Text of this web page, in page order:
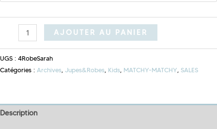
AJOUTER AU PANIER
UGS : 4RobeSarah
Catégories : Archives, Jupes&Robes, Kids, MATCHY-MATCHY, SALES
Description